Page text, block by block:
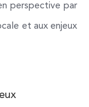
perspective par
et aux enjeux